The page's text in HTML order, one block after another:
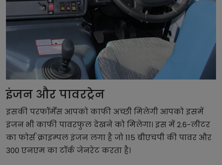
इंजन और पावरट्रेन
इसकी परफॉर्मेंस आपको काफी अच्छी मिलेगी आपको इसमें
इंजन भी काफी पावरफुल देखने को मिलेगा। इस में 2.6-लीटर
का फोर्स क्राइम्पल इंजन लगा है जो 115 बीएचपी की पावर और
300 एनएम का टॉर्क जेनरेट करता है।